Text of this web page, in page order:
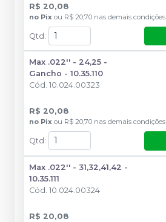
R$ 20,08
no Pix ou R$ 20,70 nas demais condições
Qtd:
Max .022'' - 24,25 -
Gancho - 10.35.110
Cód. 10.024.00323
R$ 20,08
no Pix ou R$ 20,70 nas demais condições
Qtd :
Max .022'' - 31,32,41,42 -
10.35.111
Cód. 10.024.00324
R$ 20,08